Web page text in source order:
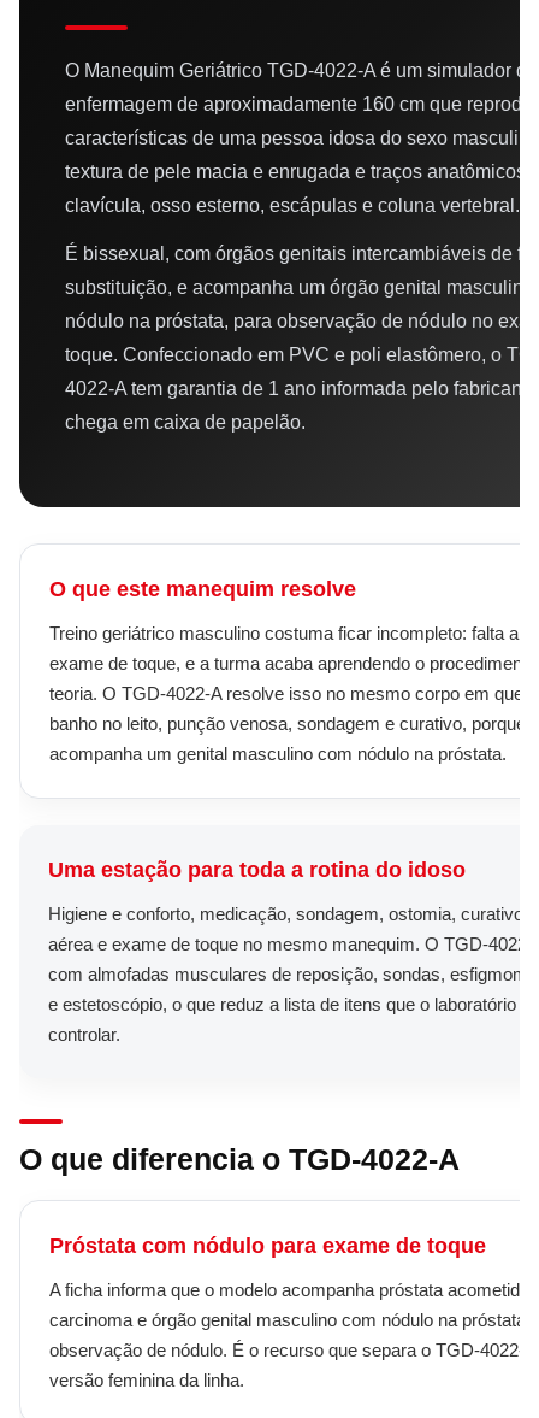
O Manequim Geriátrico TGD-4022-A é um simulador de
enfermagem de aproximadamente 160 cm que
características de uma pessoa idosa do sexo
textura de pele macia e enrugada e traços anatômicos
clavícula, osso esterno, escápulas e coluna vertebral.
É bissexual, com órgãos genitais intercambiáveis de
substituição, e acompanha um órgão genital masculino
nódulo na próstata, para observação de nódulo no
toque. Confeccionado em PVC e poli elastômero, o
4022-A tem garantia de 1 ano informada pelo
chega em caixa de papelão.
O que este manequim resolve
Treino geriátrico masculino costuma ficar incompleto: falta a
exame de toque, e a turma acaba aprendendo o
teoria. O TGD-4022-A resolve isso no mesmo corpo em que
banho no leito, punção venosa, sondagem e curativo, porque
acompanha um genital masculino com nódulo na próstata.
Uma estação para toda a rotina do idoso
Higiene e conforto, medicação, sondagem, ostomia, curativo
aérea e exame de toque no mesmo manequim. O TGD-4022-
com almofadas musculares de reposição, sondas,
e estetoscópio, o que reduz a lista de itens que o laboratório
controlar.
O que diferencia o TGD-4022-A
Próstata com nódulo para exame de toque
A ficha informa que o modelo acompanha próstata acometida
carcinoma e órgão genital masculino com nódulo na próstata,
observação de nódulo. É o recurso que separa o TGD-4022-A
versão feminina da linha.